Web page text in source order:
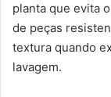
planta que evita
de peças
textura quando
lavagem.